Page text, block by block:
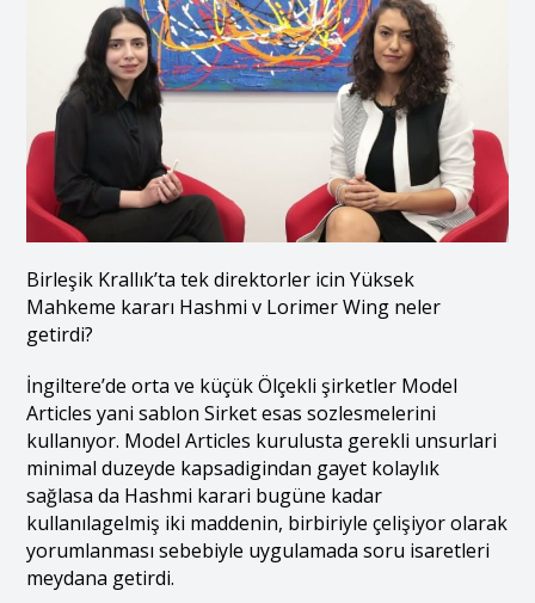
Birleşik Krallık’ta tek direktorler icin Yüksek
Mahkeme kararı Hashmi v Lorimer Wing neler
getirdi?
İngiltere’de orta ve küçük Ölçekli şirketler Model
Articles yani sablon Sirket esas sozlesmelerini
kullanıyor. Model Articles kurulusta gerekli unsurlari
minimal duzeyde kapsadigindan gayet kolaylık
sağlasa da Hashmi karari bugüne kadar
kullanılagelmiş iki maddenin, birbiriyle çelişiyor olarak
yorumlanması sebebiyle uygulamada soru isaretleri
meydana getirdi.